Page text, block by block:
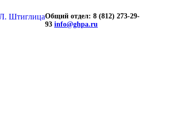
Общий отдел: 8 (812) 273-29-
93 info@ghpa.ru